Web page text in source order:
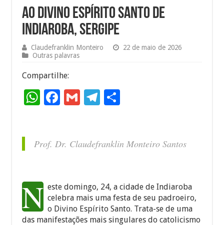
Ao divino Espírito Santo de
Indiaroba, Sergipe
Claudefranklin Monteiro
22 de maio de 2026
Outras palavras
Compartilhe:
W
sA
p
F
b
k
G
l
T
gr e
Prof. Dr. Claudefranklin Monteiro Santos
N este domingo, 24, a cidade de Indiaroba
celebra mais uma festa de seu padroeiro,
o Divino Espírito Santo. Trata-se de uma
das manifestações mais singulares do catolicismo